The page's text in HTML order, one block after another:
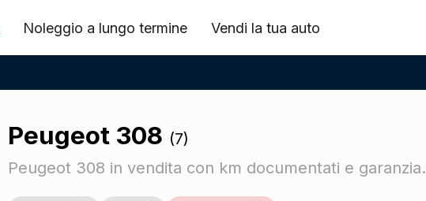
Noleggio a lungo termine Vendi la tua auto
Peugeot 308 (7)
Peugeot 308 in vendita con km documentati e garanzia.